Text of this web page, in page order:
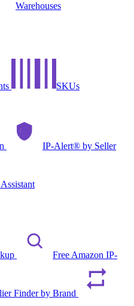
Warehouses
SKUs
IP-Alert® by Seller
Free Amazon IP-
Finder by Brand